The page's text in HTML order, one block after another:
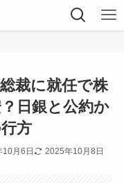
裁に就任で株
日銀と公約か
方
月6日 2025年10月8日